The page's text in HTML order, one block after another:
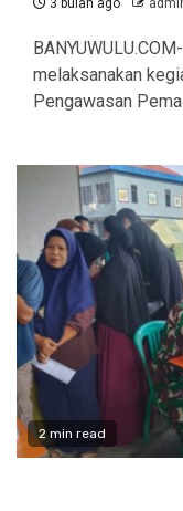
melaksanakan
Pengawasan
2 min read